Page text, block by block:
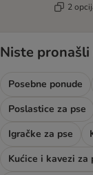
2
Niste pronašli
Posebne ponude
Poslastice za pse
Igračke za pse
Kućice i kavezi za